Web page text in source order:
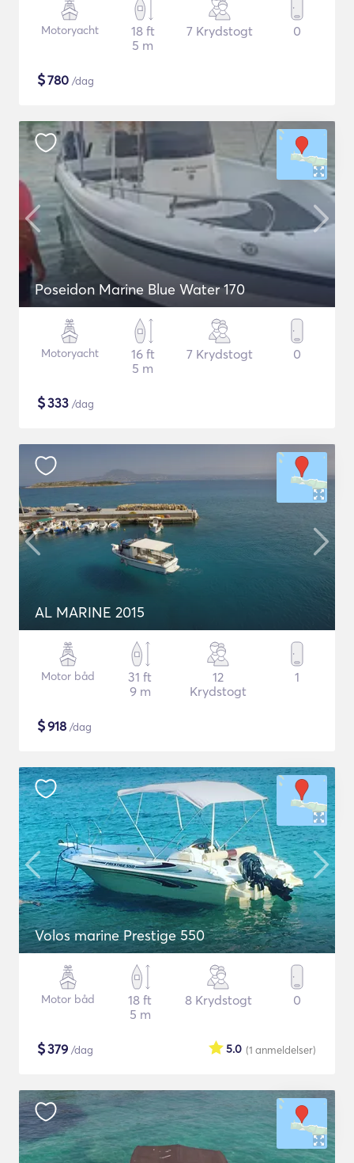
Motoryacht
18 ft
5 m
7 Krydstogt 0
$780 /dag
Poseidon Marine Blue Water 170
Motoryacht
16 ft
5 m
7 Krydstogt 0
$333 /dag
AL MARINE 2015
Motor båd
31 ft
9 m
12
Krydstogt
1
$918 /dag
Volos marine Prestige 550
Motor båd
18 ft
5 m
8 Krydstogt 0
$379 /dag (1 anmeldelser)
5.0